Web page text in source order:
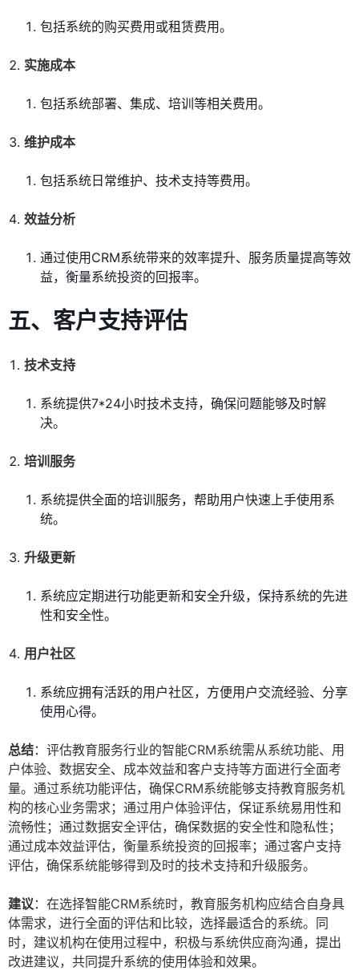
包括系统的购买费用或租赁费用。
实施成本
包括系统部署、集成、培训等相关费用。
维护成本
包括系统日常维护、技术支持等费用。
效益分析
通过使用CRM系统带来的效率提升、服务质量提高等效
益，衡量系统投资的回报率。
五、客户支持评估
技术支持
系统提供7*24小时技术支持，确保问题能够及时解
决。
培训服务
系统提供全面的培训服务，帮助用户快速上手使用系
统。
升级更新
系统应定期进行功能更新和安全升级，保持系统的先进
性和安全性。
用户社区
系统应拥有活跃的用户社区，方便用户交流经验、分享
使用心得。
总结：评估教育服务行业的智能CRM系统需从系统功能、用
户体验、数据安全、成本效益和客户支持等方面进行全面考
量。通过系统功能评估，确保CRM系统能够支持教育服务机
构的核心业务需求；通过用户体验评估，保证系统易用性和
流畅性；通过数据安全评估，确保数据的安全性和隐私性；
通过成本效益评估，衡量系统投资的回报率；通过客户支持
评估，确保系统能够得到及时的技术支持和升级服务。
建议：在选择智能CRM系统时，教育服务机构应结合自身具
体需求，进行全面的评估和比较，选择最适合的系统。同
时，建议机构在使用过程中，积极与系统供应商沟通，提出
改进建议，共同提升系统的使用体验和效果。